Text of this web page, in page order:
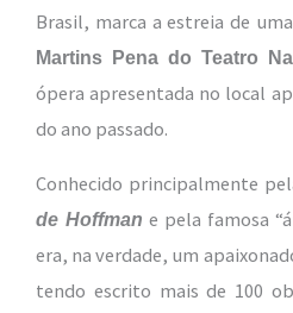
Brasil, marca a estreia de
Martins Pena do Teatro
ópera apresentada no local
do ano passado.
Conhecido principalmente
de Hoffman e pela famosa
era, na verdade, um
tendo escrito mais de 100